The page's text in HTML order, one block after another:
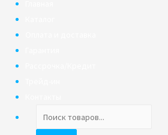
товаров